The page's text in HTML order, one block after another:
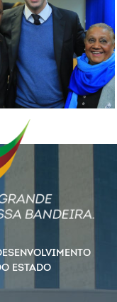
ESTADO